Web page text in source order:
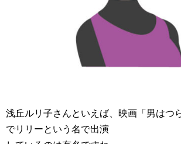
浅丘ルリ子さんといえば、映画「男はつ
でリリーという名で出演